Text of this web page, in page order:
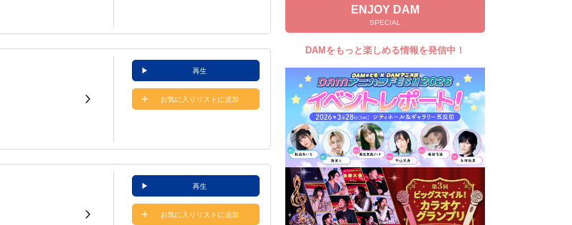
自宅でカラオケ歌い放題！
家族や友達と一緒に！練習にも！
再生
お気に入りリストに追加
再生
お気に入りリストに追加
ENJOY DAM
SPECIAL
DAMをもっと楽しめる情報を発信中！